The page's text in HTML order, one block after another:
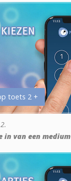
toets 2 +
in van een medium